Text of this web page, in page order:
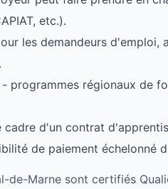
etc.).
les demandeurs d'emploi,
- programmes régionaux de
cadre d'un contrat
de paiement échelonné
de-Marne sont certifiés